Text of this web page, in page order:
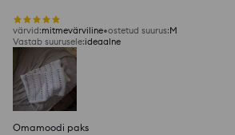
värvid:mitmevärviline ostetud suurus:M
Vastab suurusele:ideaalne
Omamoodi paks